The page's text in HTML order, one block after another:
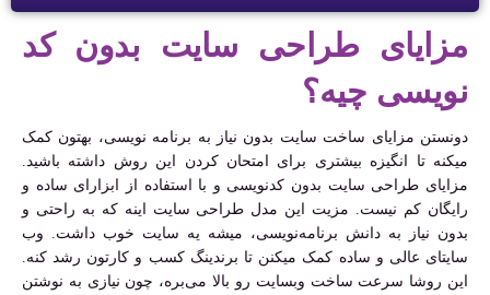
مزایای طراحی سایت بدون کد
نویسی چیه؟
دونستن مزایای ساخت سایت بدون نیاز به برنامه‌ نویسی، بهتون کمک
میکنه تا انگیزه بیشتری برای امتحان کردن این روش داشته باشید.
مزایای طراحی سایت بدون کدنویسی و با استفاده از ابزارای ساده و
رایگان کم نیست. مزیت این مدل طراحی سایت اینه که به راحتی و
بدون نیاز به دانش برنامه‌نویسی، میشه یه سایت خوب داشت. وب
سایتای عالی و ساده کمک میکنن تا برندینگ کسب و کارتون رشد کنه.
این روشا سرعت ساخت وبسایت رو بالا می‌بره، چون نیازی به نوشتن